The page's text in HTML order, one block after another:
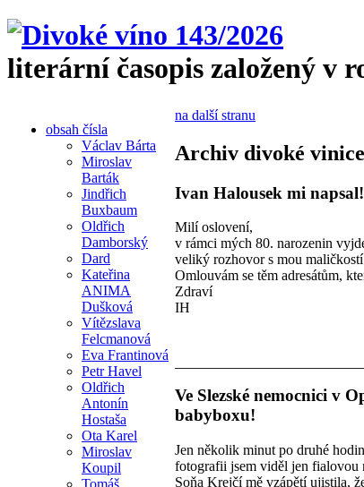
literární časopis založený v
obsah čísla
Václav Bárta
Miroslav
Barták
Jindřich
Buxbaum
Oldřich
Damborský
Dard
Kateřina
ANIMA
Dušková
Vítězslava
Felcmanová
Eva Frantinová
Petr Havel
Oldřich
Antonín
Hostaša
Ota Karel
Miroslav
Koupil
Tomáš
na další stranu
Archiv divoké vinice
Ivan Halousek mi napsal!
Milí oslovení,
v rámci mých 80. narozenin
veliký rozhovor s mou
Omlouvám se těm adresátům,
Zdraví
IH
Ve Slezské nemocnici v
babyboxu!
Jen několik minut po druhé
fotografii jsem viděl jen fialovou
Soňa Krejčí mě vzápětí ujistila,